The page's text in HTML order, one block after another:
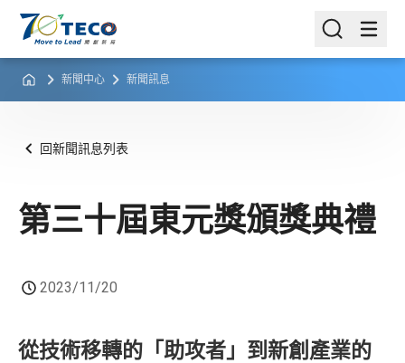
新聞中心 新聞訊息
回新聞訊息列表
第三十屆東元獎頒獎典禮
2023/11/20
從技術移轉的「助攻者」到新創產業的